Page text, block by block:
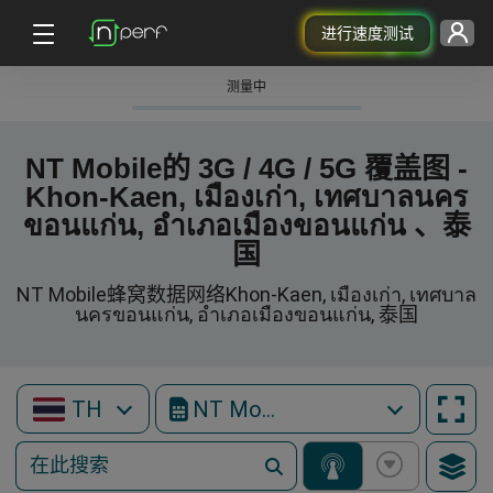
进行速度测试
测量中
NT Mobile的 3G / 4G / 5G 覆盖图 -
Khon-Kaen, เมืองเก่า, เทศบาลนคร
ขอนแก่น, อำเภอเมืองขอนแก่น 、泰
国
NT Mobile蜂窝数据网络Khon-Kaen, เมืองเก่า, เทศบาล
นครขอนแก่น, อำเภอเมืองขอนแก่น, 泰国
TH NT Mobile